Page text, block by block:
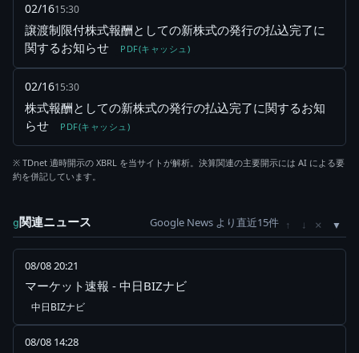
02/1615:30
譲渡制限付株式報酬としての新株式の発行の払込完了に
関するお知らせ
PDF(キャッシュ)
02/1615:30
株式報酬としての新株式の発行の払込完了に関するお知
らせ
PDF(キャッシュ)
※ TDnet 適時開示の XBRL を当サイトが解析。決算関連の主要開示には AI による要
約を併記しています。
g関連ニュース Google News より直近15件 ↑ ↓ ×
08/08 20:21
マーケット速報 - 中日BIZナビ
中日BIZナビ
08/08 14:28